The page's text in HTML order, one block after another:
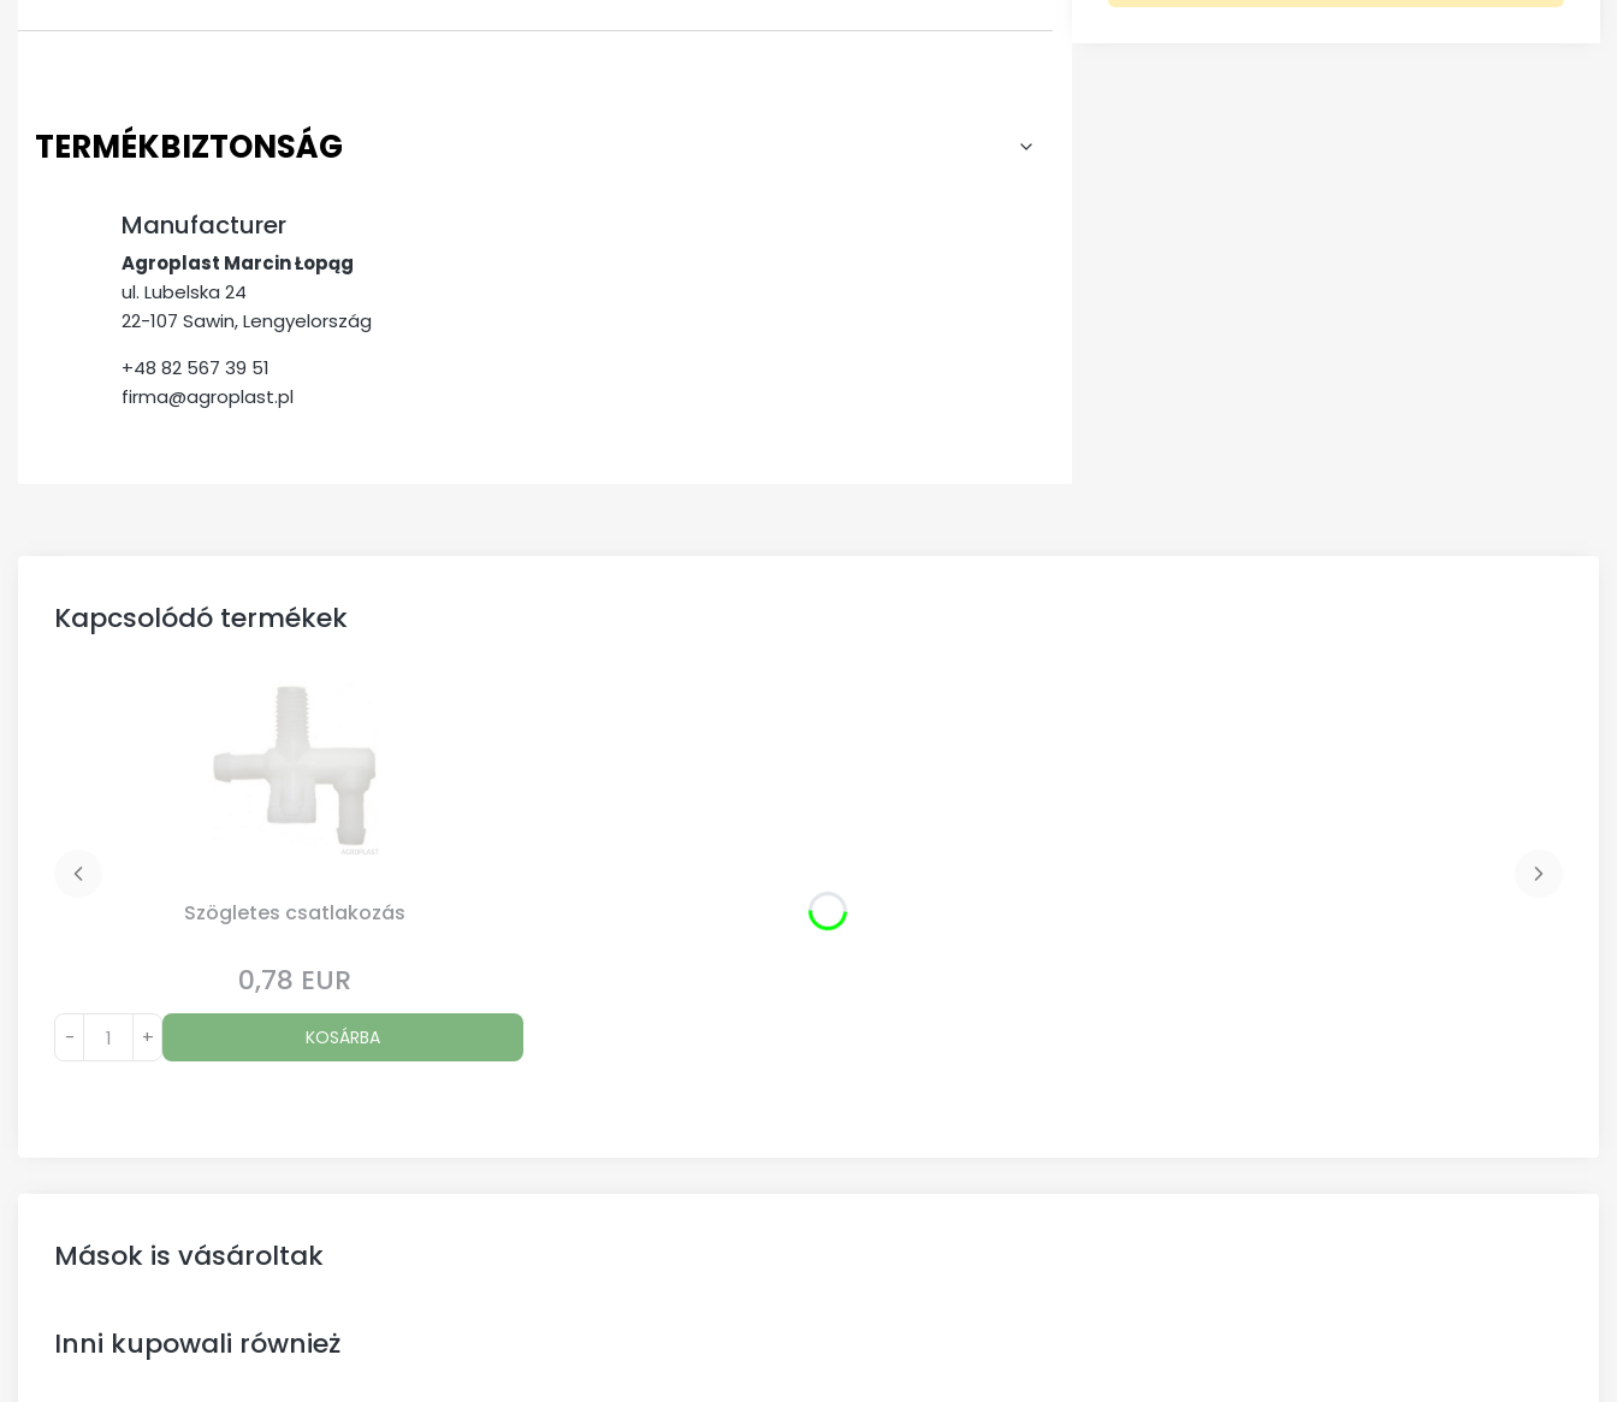
TERMÉKBIZTONSÁG
Manufacturer
Agroplast Marcin Łopąg
ul. Lubelska 24
22-107 Sawin, Lengyelország
+48 82 567 39 51
firma@agroplast.pl
Kapcsolódó termékek
Szögletes csatlakozás
Ár
0,78 EUR
- + KOSÁRBA
Mások is vásároltak
Inni kupowali również